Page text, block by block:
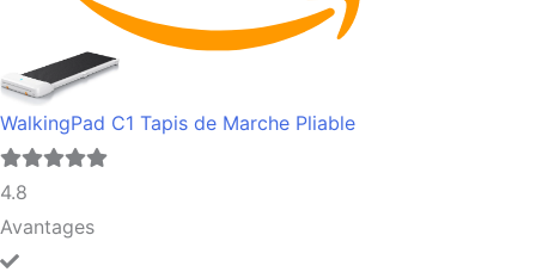
WalkingPad C1 Tapis de Marche Pliable
4.8
Avantages